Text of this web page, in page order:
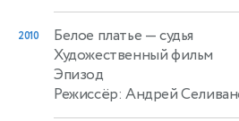
2010 Белое платье — судья
Художественный фильм
Эпизод
Режиссёр: Андрей